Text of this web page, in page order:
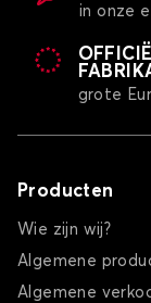
in onze
grote
Producten
Wie zijn wij?
Algemene
Algemene